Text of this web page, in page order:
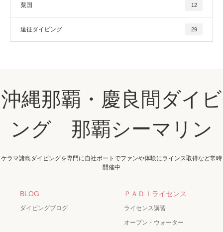
粟国 12
遠征ダイビング 29
沖縄那覇・慶良間ダイビ
ング 那覇シーマリン
ケラマ諸島ダイビングを専門に自社ボートでファンや体験にラインス取得など常時
開催中
BLOG
ダイビングブログ
ＰＡＤＩライセンス
ライセンス講習
オープン・ウォーター